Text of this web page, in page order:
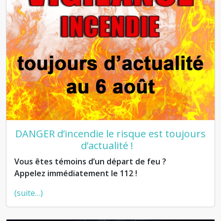
DANGER d’incendie le risque est toujours
d’actualité !
Vous êtes témoins d’un départ de feu ?
Appelez immédiatement le 112 !
(suite…)